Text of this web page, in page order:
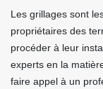
Les grillages sont
propriétaires des
procéder à leur
experts en la
faire appel à un